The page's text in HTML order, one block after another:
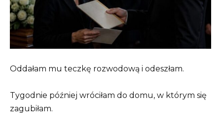
Oddałam mu teczkę rozwodową i odeszłam.
Tygodnie później wróciłam do domu, w którym się
zagubiłam.